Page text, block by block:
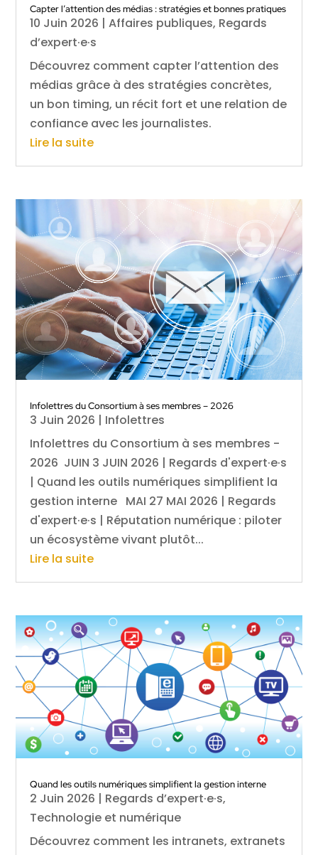
Capter l’attention des médias : stratégies et bonnes pratiques
10 Juin 2026 |Affaires publiques, Regards
d’expert·e·s
Découvrez comment capter l’attention des
médias grâce à des stratégies concrètes,
un bon timing, un récit fort et une relation de
confiance avec les journalistes.
Lire la suite
Infolettres du Consortium à ses membres – 2026
3 Juin 2026 | Infolettres
Infolettres du Consortium à ses membres -
2026 JUIN 3 JUIN 2026 | Regards d'expert·e·s
| Quand les outils numériques simplifient la
gestion interne MAI 27 MAI 2026 | Regards
d'expert·e·s | Réputation numérique : piloter
un écosystème vivant plutôt...
Lire la suite
Quand les outils numériques simplifient la gestion interne
2 Juin 2026 | Regards d’expert·e·s,
Technologie et numérique
Découvrez comment les intranets, extranets